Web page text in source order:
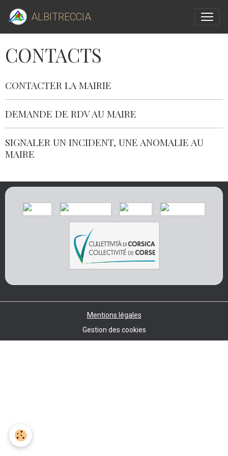
ALBITRECCIA
CONTACTS
CONTACTER LA MAIRIE
DEMANDE DE RDV AU MAIRE
SIGNALER UN INCIDENT, UNE ANOMALIE AU
MAIRE
Mentions légales
Gestion des cookies